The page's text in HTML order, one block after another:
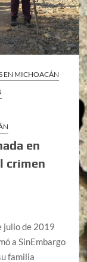
EN MICHOACÁN
en
crimen
julio de 2019
a SinEmbargo
familia